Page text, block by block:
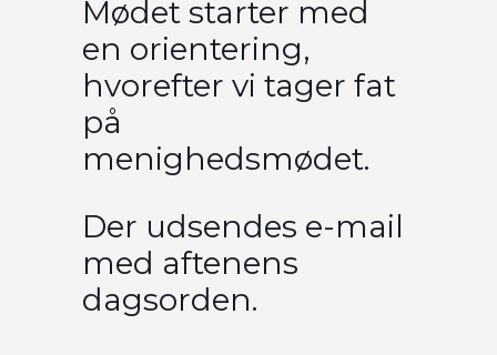
Mødet starter med
en orientering,
hvorefter vi tager fat
på
menighedsmødet.
Der udsendes e-mail
med aftenens
dagsorden.